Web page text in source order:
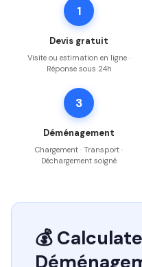
1
Devis gratuit
Visite ou estimation en ligne ·
Réponse sous 24h
3
Déménagement
Chargement · Transport ·
Déchargement soigné
💰